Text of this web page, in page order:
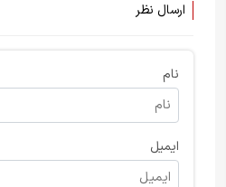
ارسال نظر
نام
ایمیل